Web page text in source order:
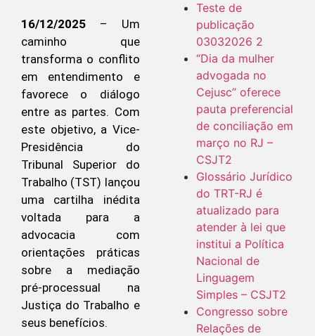
16/12/2025 – Um
caminho que
transforma o conflito
em entendimento e
favorece o diálogo
entre as partes. Com
este objetivo, a Vice-
Presidência do
Tribunal Superior do
Trabalho (TST) lançou
uma cartilha inédita
voltada para a
advocacia com
orientações práticas
sobre a mediação
pré-processual na
Justiça do Trabalho e
seus benefícios.
Teste de
publicação
03032026 2
“Dia da mulher
advogada no
Cejusc” oferece
pauta preferencial
de conciliação em
março no RJ –
CSJT2
Glossário Jurídico
do TRT-RJ é
atualizado para
atender à lei que
institui a Política
Nacional de
Linguagem
Simples – CSJT2
Congresso sobre
Relações de